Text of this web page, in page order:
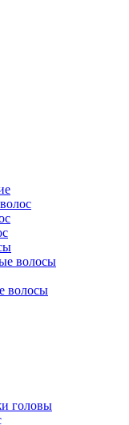
волосы
волосы
головы